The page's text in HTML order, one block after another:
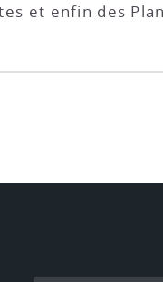
et enfin des